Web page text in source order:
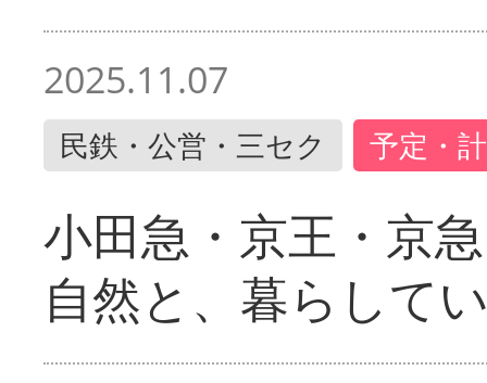
2025.11.07
民鉄・公営・三セク 予定・
小田急・京王・京
自然と、暮らして